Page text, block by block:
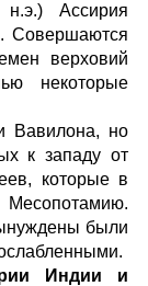
Ассирия
Совершаются
верховий
некоторые
Вавилона, но
к западу от
которые в
Месопотамию.
были
Индии и